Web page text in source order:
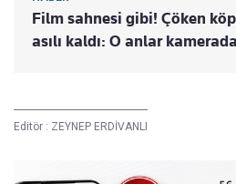
Film sahnesi gibi! Çöken
asılı kaldı: O anlar kamerada
Editör : ZEYNEP ERDİVANLI